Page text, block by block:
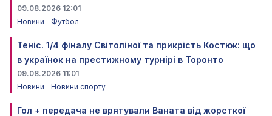
09.08.2026 12:01
Новини
Футбол
Теніс. 1/4 фіналу Світоліної та прикрість Костюк: що
в українок на престижному турнірі в Торонто
09.08.2026 11:01
Новини
Новини спорту
Гол + передача не врятували Ваната від жорсткої